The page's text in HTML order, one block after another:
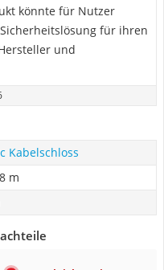
könnte für Nutzer
für ihren
und
Kabelschloss
m